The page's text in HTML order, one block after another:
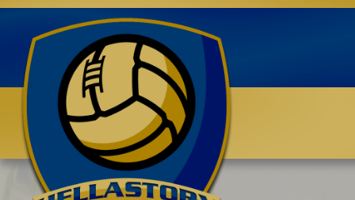
Benvenuti su HELLASTORY.net